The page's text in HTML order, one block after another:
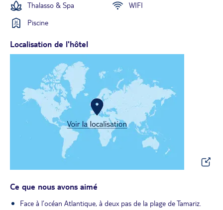
Thalasso & Spa
WIFI
Piscine
Localisation de l'hôtel
Ce que nous avons aimé
Face à l’océan Atlantique, à deux pas de la plage de Tamariz.